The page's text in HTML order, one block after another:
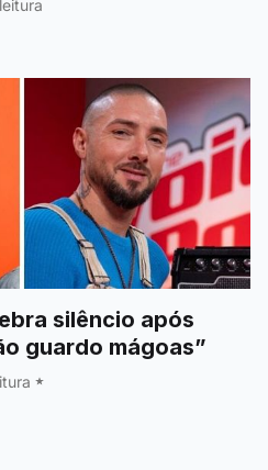
silêncio após
guardo mágoas”